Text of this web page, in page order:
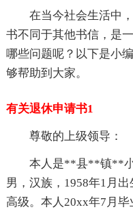
在当今社会生活中
书不同于其他书信，是
哪些问题呢？以下是小
够帮助到大家。
有关退休申请书1
尊敬的上级领导：
本人是**县**镇**
男，汉族，1958年1月
高级。本人20xx年7月